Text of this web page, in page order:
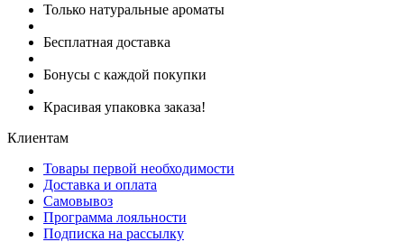
Только натуральные ароматы
Бесплатная доставка
Бонусы с каждой покупки
Красивая упаковка заказа!
Клиентам
Товары первой необходимости
Доставка и оплата
Самовывоз
Программа лояльности
Подписка на рассылку